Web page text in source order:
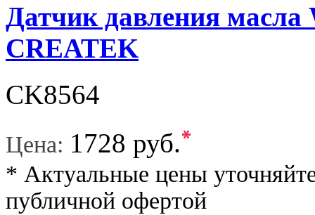
Датчик давления масла
CREATEK
CK8564
Цена: 1728 руб.*
* Актуальные цены
публичной офертой